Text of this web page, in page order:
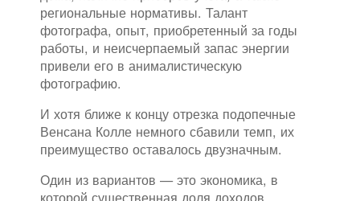
региональные нормативы. Талант
фотографа, опыт, приобретенный за годы
работы, и неисчерпаемый запас энергии
привели его в анималистическую
фотографию.
И хотя ближе к концу отрезка подопечные
Венсана Колле немного сбавили темп, их
преимущество оставалось двузначным.
Один из вариантов — это экономика, в
которой существенная доля доходов